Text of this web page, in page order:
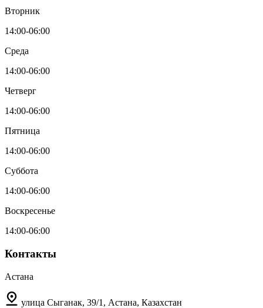
Вторник
14:00-06:00
Среда
14:00-06:00
Четверг
14:00-06:00
Пятница
14:00-06:00
Суббота
14:00-06:00
Воскресенье
14:00-06:00
Контакты
Астана
улица Сыганак, 39/1, Астана, Казахстан